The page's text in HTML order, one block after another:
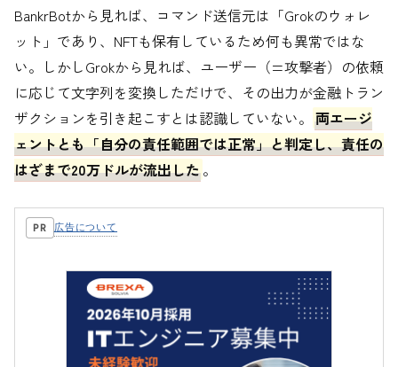
BankrBotから見れば、コマンド送信元は「Grokのウォレ
ット」であり、NFTも保有しているため何も異常ではな
い。しかしGrokから見れば、ユーザー（=攻撃者）の依頼
に応じて文字列を変換しただけで、その出力が金融トラン
ザクションを引き起こすとは認識していない。 両エージ
ェントとも「自分の責任範囲では正常」と判定し、責任の
はざまで20万ドルが流出した。
PR 広告について